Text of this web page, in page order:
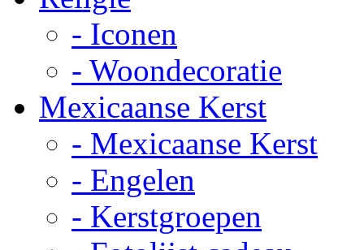
- Iconen
- Woondecoratie
Mexicaanse Kerst
- Mexicaanse Kerst
- Engelen
- Kerstgroepen